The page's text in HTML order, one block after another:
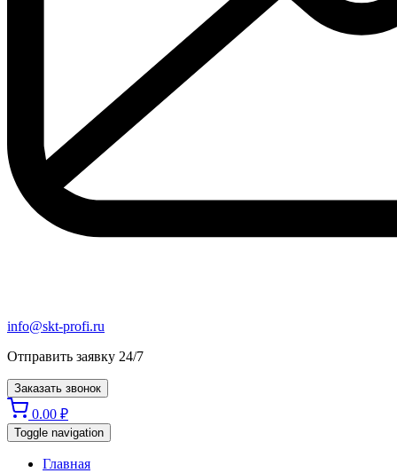
info@skt-profi.ru
Отправить заявку 24/7
Заказать звонок
0.00 ₽
Toggle navigation
Главная